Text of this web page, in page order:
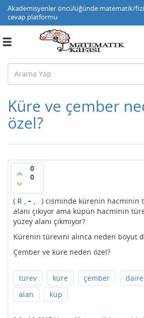
Akademisyenler öncülüğünde matematik/
cevap platformu
Toggle
Küre ve çember
özel?
0
0
( R , + , . ) cisminde kürenin hacminin
alanı çıkıyor ama küpün hacminin
yüzey alanı çıkmıyor?
Kürenin türevini alınca neden boyut
Çember ve küre neden özel?
türev küre çember daire
alan
küp